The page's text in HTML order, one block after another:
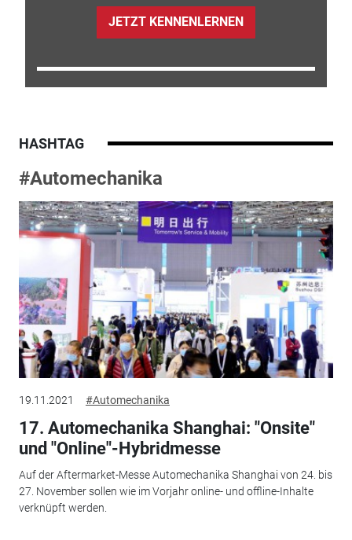
JETZT KENNENLERNEN
HASHTAG
#Automechanika
19.11.2021 #Automechanika
17. Automechanika Shanghai: "Onsite"
und "Online"-Hybridmesse
Auf der Aftermarket-Messe Automechanika Shanghai von 24. bis
27. November sollen wie im Vorjahr online- und offline-Inhalte
verknüpft werden.